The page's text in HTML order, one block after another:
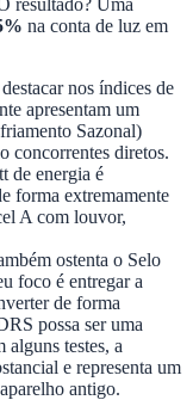
na conta de luz em
nos índices de
apresentam um
Sazonal)
concorrentes diretos.
de energia é
forma extremamente
A com louvor,
ostenta o Selo
foco é entregar a
de forma
possa ser uma
alguns testes, a
e representa um
antigo.